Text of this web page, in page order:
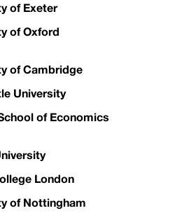
of Exeter
of Oxford
of Cambridge
University
of Economics
London
of Nottingham